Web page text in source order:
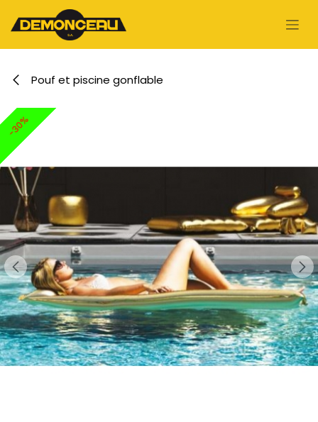
Se rendre au contenu
Pouf et piscine gonflable
-30%
-30%